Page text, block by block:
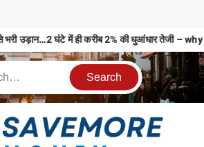
से भरी उड़ान…2 घंटे में ही करीब 2% की धुआंधार